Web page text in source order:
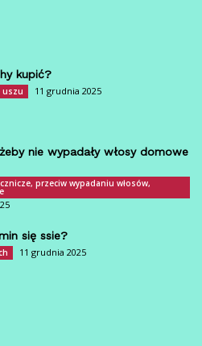
kupić?
uszu 11 grudnia 2025
nie wypadały włosy domowe
przeciw wypadaniu włosów,
się ssie?
11 grudnia 2025